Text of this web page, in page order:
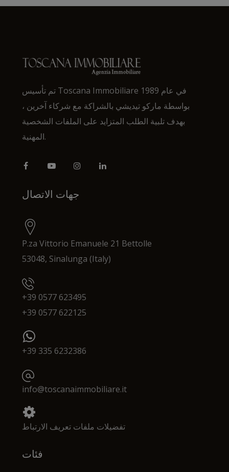
تم تأسيس Toscana Immobiliare في عام 1989
بواسطة ماركو تيديشي بالشراكة مع شركاء آخرين ،
بهدف تلبية الطلب المتزايد على الملفات الشخصية
المهنية.
جهات الاتصال
P.za Vittorio Emanuele 21 Bettolle
53048, Sinalunga (Italy)
+39 0577 623495
+39 0577 622125
+39 335 6232386
info@toscanaimmobiliare.it
تفضيلات ملفات تعريف الارتباط
فئات